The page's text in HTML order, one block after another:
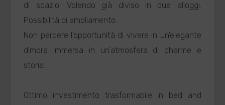
di spazio. Volendo già diviso in due alloggi.
Possibilità di ampliamento.
Non perdere l'opportunità di vivere in un'elegante
dimora immersa in un'atmosfera di charme e
storia.
Ottimo investimento trasformabile in bed and